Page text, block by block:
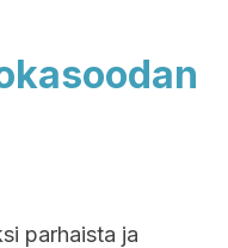
parhaista ja